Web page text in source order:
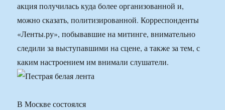
акция получилась куда более организованной и,
можно сказать, политизированной. Корреспонденты
«Ленты.ру», побывавшие на митинге, внимательно
следили за выступавшими на сцене, а также за тем, с
каким настроением им внимали слушатели.
В Москве состоялся